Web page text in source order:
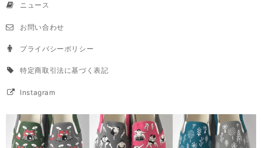
ニュース
お問い合わせ
プライバシーポリシー
特定商取引法に基づく表記
Instagram